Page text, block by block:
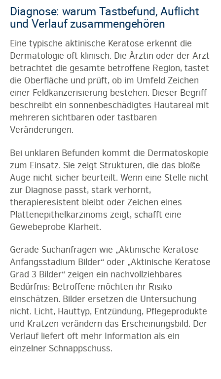
Diagnose: warum Tastbefund, Auflicht
und Verlauf zusammengehören
Eine typische aktinische Keratose erkennt die
Dermatologie oft klinisch. Die Ärztin oder der Arzt
betrachtet die gesamte betroffene Region, tastet
die Oberfläche und prüft, ob im Umfeld Zeichen
einer Feldkanzerisierung bestehen. Dieser Begriff
beschreibt ein sonnenbeschädigtes Hautareal mit
mehreren sichtbaren oder tastbaren
Veränderungen.
Bei unklaren Befunden kommt die Dermatoskopie
zum Einsatz. Sie zeigt Strukturen, die das bloße
Auge nicht sicher beurteilt. Wenn eine Stelle nicht
zur Diagnose passt, stark verhornt,
therapieresistent bleibt oder Zeichen eines
Plattenepithelkarzinoms zeigt, schafft eine
Gewebeprobe Klarheit.
Gerade Suchanfragen wie „Aktinische Keratose
Anfangsstadium Bilder“ oder „Aktinische Keratose
Grad 3 Bilder“ zeigen ein nachvollziehbares
Bedürfnis: Betroffene möchten ihr Risiko
einschätzen. Bilder ersetzen die Untersuchung
nicht. Licht, Hauttyp, Entzündung, Pflegeprodukte
und Kratzen verändern das Erscheinungsbild. Der
Verlauf liefert oft mehr Information als ein
einzelner Schnappschuss.